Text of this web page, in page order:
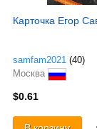
Карточка Егор
samfam2021 (40)
Москва
$0.61